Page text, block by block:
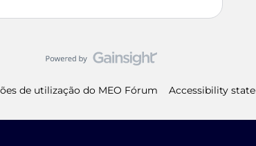
de utilização do MEO Fórum Accessibility